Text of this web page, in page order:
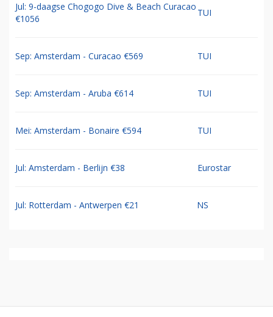
Jul: 9-daagse Chogogo Dive & Beach Curacao
€1056
TUI
Sep: Amsterdam - Curacao €569 TUI
Sep: Amsterdam - Aruba €614 TUI
Mei: Amsterdam - Bonaire €594 TUI
Jul: Amsterdam - Berlijn €38 Eurostar
Jul: Rotterdam - Antwerpen €21 NS